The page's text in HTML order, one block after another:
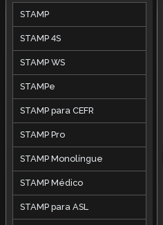
STAMP
STAMP 4S
STAMP WS
STAMPe
STAMP para CEFR
STAMP Pro
STAMP Monolíngue
STAMP Médico
STAMP para ASL